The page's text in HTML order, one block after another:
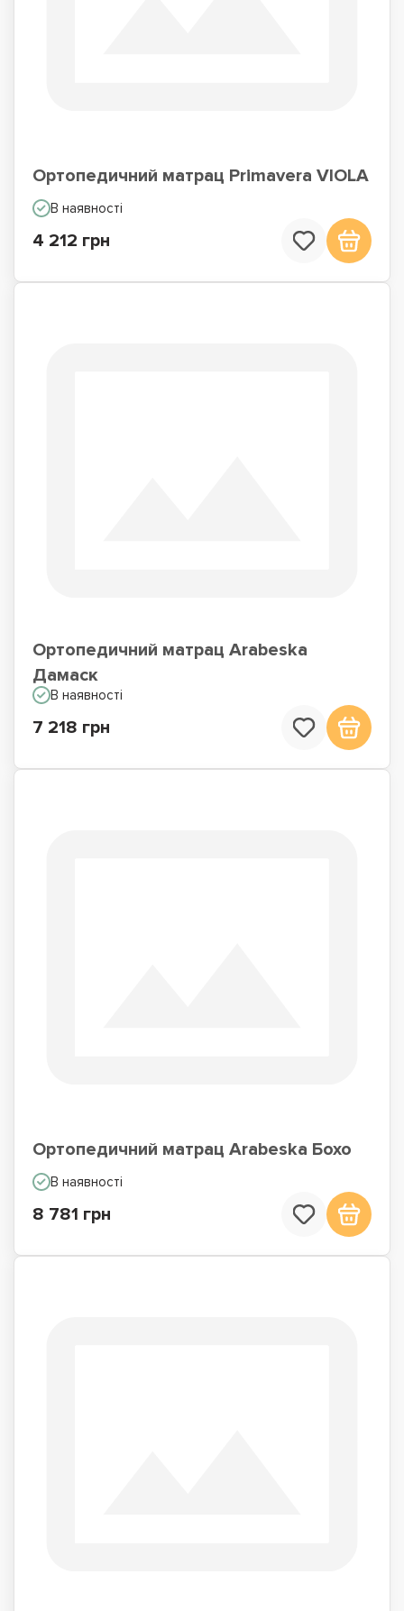
Ортопедичний матрац Primavera VIOLA
В наявності
4 212 грн
Ортопедичний матрац Arabeska
Дамаск
В наявності
7 218 грн
Ортопедичний матрац Arabeska Бохо
В наявності
8 781 грн